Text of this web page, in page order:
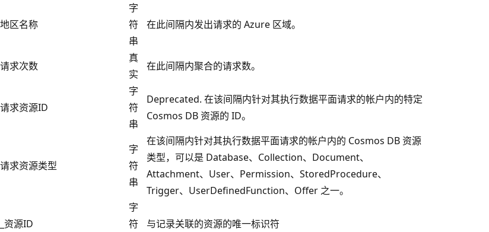
地区名称
字
符
串
在此间隔内发出请求的 Azure 区域。
请求次数
真
实
在此间隔内聚合的请求数。
请求资源ID
字
符
串
Deprecated. 在该间隔内针对其执行数据平面请求的帐户内的特定
Cosmos DB 资源的 ID。
请求资源类型
字
符
串
在该间隔内针对其执行数据平面请求的帐户内的 Cosmos DB 资源
类型，可以是 Database、Collection、Document、
Attachment、User、Permission、StoredProcedure、
Trigger、UserDefinedFunction、Offer 之一。
_资源ID
字
符
与记录关联的资源的唯一标识符